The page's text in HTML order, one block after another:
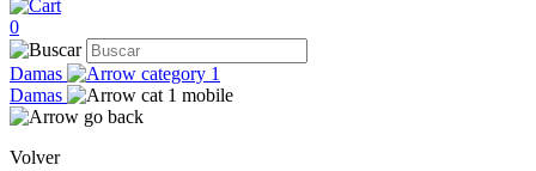
0
Damas
Damas
Volver